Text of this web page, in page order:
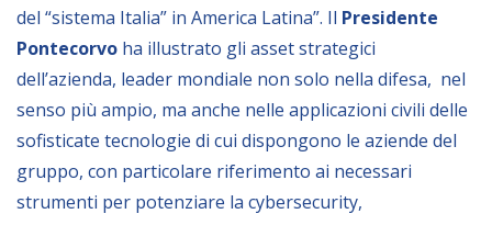
Bandi
Borse di studio
Alta Formazione
Albo fornitori
Contratti/Accordi/Grant
del “sistema Italia” in America Latina”. Il Presidente
Pontecorvo ha illustrato gli asset strategici
dell’azienda, leader mondiale non solo nella difesa, nel
senso più ampio, ma anche nelle applicazioni civili delle
sofisticate tecnologie di cui dispongono le aziende del
gruppo, con particolare riferimento ai necessari
strumenti per potenziare la cybersecurity,